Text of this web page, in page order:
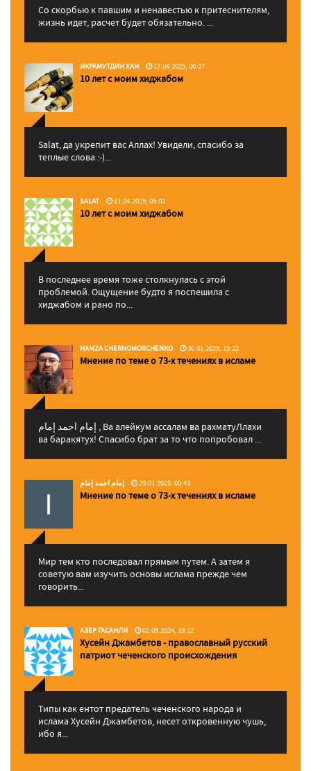
Со скорбью к павшим и ненавестью к притеснителям,
жизнь идет, расчет будет обязательно. ...
ИКРАМУТДИН ХАН 17.04.2025, 00:27
10 лет с моим хиджабом
Salat, да укрепит вас Аллаx! Увидели, спасибо за
теплые слова :-)...
SALAT 11.04.2025, 09:02
10 лет с моим хиджабом
В последнее время тоже столкнулась с этой
проблемой. Ощущение будто я поспешила с
хиджабом и рано по...
HAMZA CHERNOMORCHENKO 30.01.2025, 15:22
Мнение по теме о 73-х течениях в исламе
إمام احمد إمام , Ва алейкум ассалам ва рахматуЛлахи
ва баракятух! Спасибо брат за то что попробовал ...
إمام احمد إمام 29.01.2025, 00:43
Мнение по теме о 73-х течениях в исламе
Мир тем кто последовал прямым путем. А затем я
советую вам изучить основы ислама прежде чем
говорить...
АЗЕР ГАСАНЛИ 02.09.2024, 19:12
Хусейн Джамбетов - православный русский
патриот чеченского происхождения
Типы как ентот предатель чеченского народа и
ислама Хусейн Джамбетов, несет откровенную чушь,
ибо я...